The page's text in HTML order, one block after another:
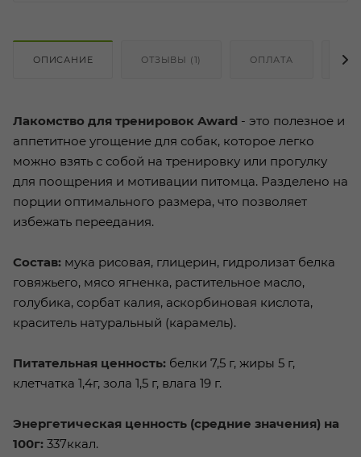
ОПИСАНИЕ ОТЗЫВЫ (1) ОПЛАТА
Лакомство для тренировок Award - это полезное и
аппетитное угощение для собак, которое легко
можно взять с собой на тренировку или прогулку
для поощрения и мотивации питомца. Разделено на
порции оптимального размера, что позволяет
избежать переедания.
Состав: мука рисовая, глицерин, гидролизат белка
говяжьего, мясо ягненка, растительное масло,
голубика, сорбат калия, аскорбиновая кислота,
краситель натуральный (карамель).
Питательная ценность: белки 7,5 г, жиры 5 г,
клетчатка 1,4г, зола 1,5 г, влага 19 г.
Энергетическая ценность (средние значения) на
100г: 337ккал.